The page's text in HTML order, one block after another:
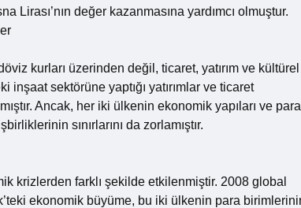
değer kazanmasına yardımcı olmuştur.
kurları üzerinden değil, ticaret, yatırım ve kültürel
sektörüne yaptığı yatırımlar ve ticaret
Ancak, her iki ülkenin ekonomik yapıları ve para
sınırlarını da zorlamıştır.
krizlerden farklı şekilde etkilenmiştir. 2008 global
ekonomik büyüme, bu iki ülkenin para